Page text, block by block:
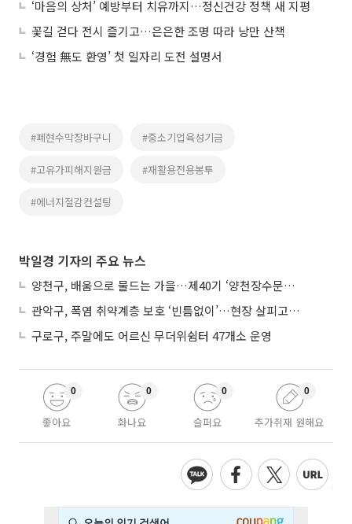
‘마음의 상처’ 예방부터 치유까지…정신건강 정책 새 지평
꽃길 걷다 전시 즐기고…은은한 조명 따라 낭만 산책
‘경험 無도 환영’ 첫 일자리 도전 설명서
#폐현수막장바구니 #중소기업육성기금
#고유가피해지원금 #재활용전용봉투
#에너지절감컨설팅
박일경 기자의 주요 뉴스
양천구, 배움으로 물드는 가을…제40기 ‘양천장수문화대학’ 수강생 모집
관악구, 폭염 취약계층 보호 ‘빈틈없이’…현장 살피고 지원 넓힌다
구로구, 주말에도 어르신 무더위쉼터 47개소 운영
좋아요
0
화나요
0
슬퍼요
0
추가취재 원해요
0